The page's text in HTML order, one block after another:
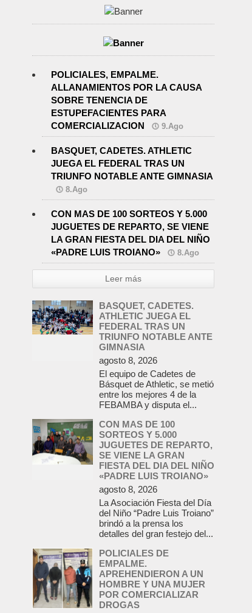
POLICIALES, EMPALME.
ALLANAMIENTOS POR LA CAUSA
SOBRE TENENCIA DE
ESTUPEFACIENTES PARA
COMERCIALIZACION
9.Ago
BASQUET, CADETES. ATHLETIC
JUEGA EL FEDERAL TRAS UN
TRIUNFO NOTABLE ANTE GIMNASIA
8.Ago
CON MAS DE 100 SORTEOS Y 5.000
JUGUETES DE REPARTO, SE VIENE
LA GRAN FIESTA DEL DIA DEL NIÑO
«PADRE LUIS TROIANO»
8.Ago
Leer más
BASQUET, CADETES.
ATHLETIC JUEGA EL
FEDERAL TRAS UN
TRIUNFO NOTABLE ANTE
GIMNASIA
agosto 8, 2026
El equipo de Cadetes de
Básquet de Athletic, se metió
entre los mejores 4 de la
FEBAMBA y disputa el...
CON MAS DE 100
SORTEOS Y 5.000
JUGUETES DE REPARTO,
SE VIENE LA GRAN
FIESTA DEL DIA DEL NIÑO
«PADRE LUIS TROIANO»
agosto 8, 2026
La Asociación Fiesta del Día
del Niño “Padre Luis Troiano”
brindó a la prensa los
detalles del gran festejo del...
POLICIALES DE
EMPALME.
APREHENDIERON A UN
HOMBRE Y UNA MUJER
POR COMERCIALIZAR
DROGAS